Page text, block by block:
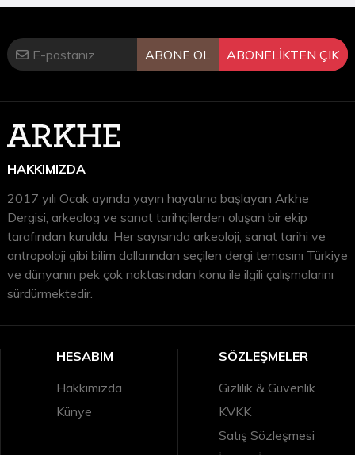
çıkan Aşklar, Savaşlar, Kahramanlar ve Çanakkale
objektifinden hayat buldu.
Arkeolojiye dair daha fazla içerik için
Arkhe Arkeoloji Dergisi
Arkhe Kitap bölümlerini ziyaret etmeyi unutmayın.
ABONE OL ABONELİKTEN ÇIK
HAKKIMIZDA
2017 yılı Ocak ayında yayın hayatına başlayan Arkhe
Dergisi, arkeolog ve sanat tarihçilerden oluşan bir ekip
tarafından kuruldu. Her sayısında arkeoloji, sanat tarihi ve
antropoloji gibi bilim dallarından seçilen dergi temasını Türkiye
ve dünyanın pek çok noktasından konu ile ilgili çalışmalarını
sürdürmektedir.
HESABIM
Hakkımızda
Künye
SÖZLEŞMELER
Gizlilik & Güvenlik
KVKK
Satış Sözleşmesi